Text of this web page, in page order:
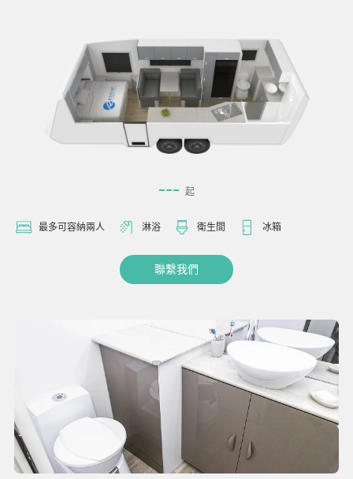
--- 起
最多可容納兩人 淋浴 衛生間 冰箱
聯繫我們